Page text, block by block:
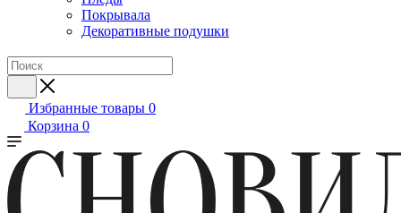
Покрывала
Декоративные подушки
Избранные товары 0
Корзина 0